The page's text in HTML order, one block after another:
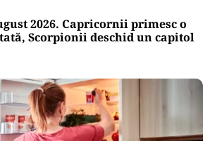
2026. Capricornii primesc o
Scorpionii deschid un capitol